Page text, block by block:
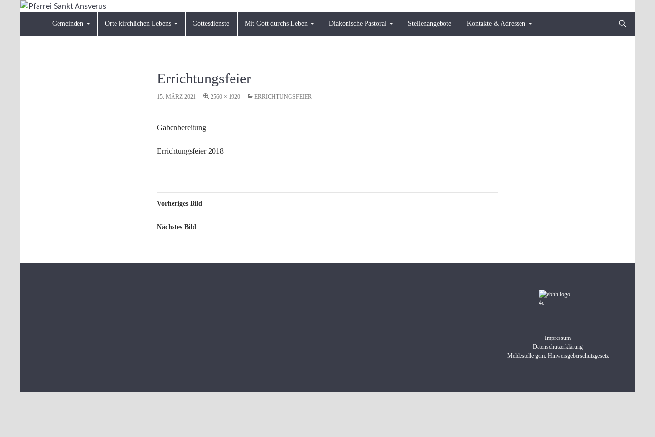
Pfarrei Sankt Ansverus
Gemeinden Orte kirchlichen Lebens Gottesdienste Mit Gott durchs Leben Diakonische Pastoral Stellenangebote Kontakte & Adressen
Errichtungsfeier
15. MÄRZ 2021 2560 × 1920 ERRICHTUNGSFEIER
Gabenbereitung
Errichtungsfeier 2018
Vorheriges Bild
Nächstes Bild
Impressum
Datenschutzerklärung
Meldestelle gem. Hinweisgeberschutzgesetz